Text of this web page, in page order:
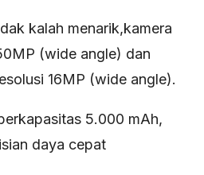
kalah menarik,kamera
(wide angle) dan
16MP (wide angle).
5.000 mAh,
daya cepat